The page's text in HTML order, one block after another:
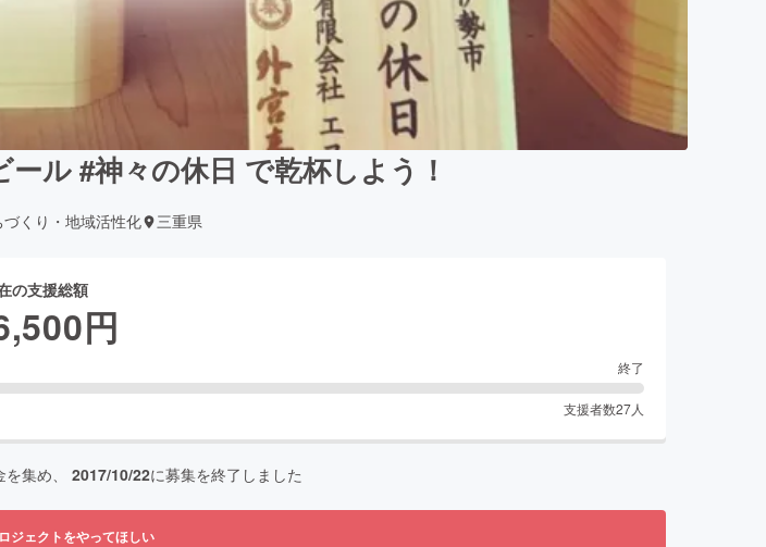
ル #神々の休日 で乾杯しよう！
づくり・地域活性化 三重県
の支援総額
円
終了
支援者数27人
集め、 2017/10/22に募集を終了しました
ジェクトをやってほしい